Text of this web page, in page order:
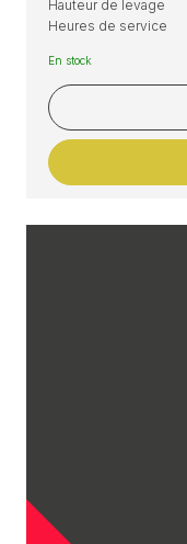
Hauteur de levage
Heures de service
En stock